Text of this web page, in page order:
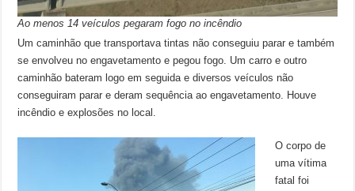
Ao menos 14 veículos pegaram fogo no incêndio
Um caminhão que transportava tintas não conseguiu parar e também
se envolveu no engavetamento e pegou fogo. Um carro e outro
caminhão bateram logo em seguida e diversos veículos não
conseguiram parar e deram sequência ao engavetamento. Houve
incêndio e explosões no local.
O corpo de
uma vítima
fatal foi